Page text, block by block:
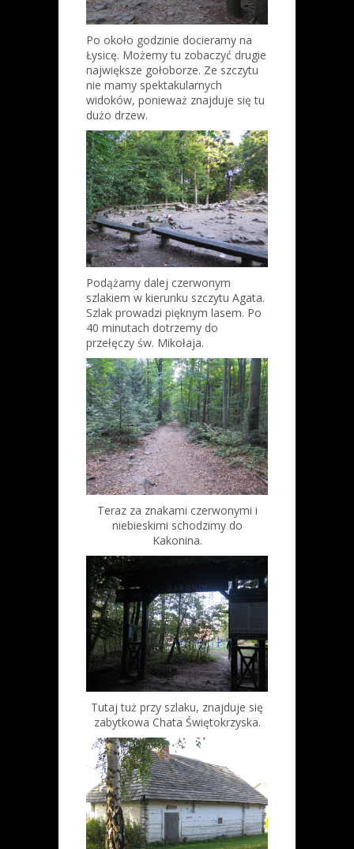
Po około godzinie docieramy na
Łysicę. Możemy tu zobaczyć drugie
największe gołoborze. Ze szczytu
nie mamy spektakularnych
widoków, ponieważ znajduje się tu
dużo drzew.
Podążamy dalej czerwonym
szlakiem w kierunku szczytu Agata.
Szlak prowadzi pięknym lasem. Po
40 minutach dotrzemy do
przełęczy św. Mikołaja.
Teraz za znakami czerwonymi i
niebieskimi schodzimy do
Kakonina.
Tutaj tuż przy szlaku, znajduje się
zabytkowa Chata Świętokrzyska.